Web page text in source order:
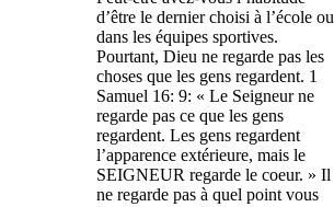
d’être le dernier choisi à l’école ou
dans les équipes sportives.
Pourtant, Dieu ne regarde pas les
choses que les gens regardent. 1
Samuel 16: 9: « Le Seigneur ne
regarde pas ce que les gens
regardent. Les gens regardent
l’apparence extérieure, mais le
SEIGNEUR regarde le coeur. » Il
ne regarde pas à quel point vous